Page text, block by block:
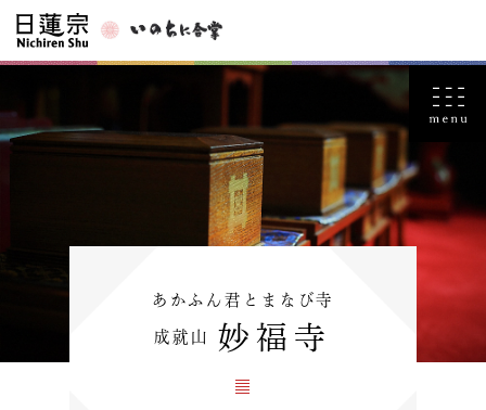
あかふん君とまなび寺
成就山 妙福寺